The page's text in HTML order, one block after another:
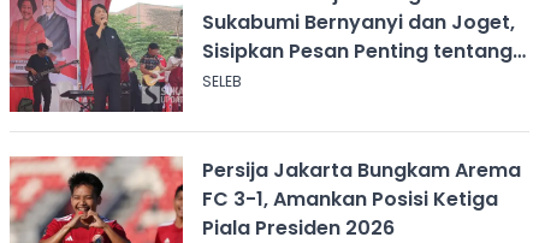
Sukabumi Bernyanyi dan Joget,
Sisipkan Pesan Penting tentang
ASI
SELEB
Persija Jakarta Bungkam Arema
FC 3-1, Amankan Posisi Ketiga
Piala Presiden 2026